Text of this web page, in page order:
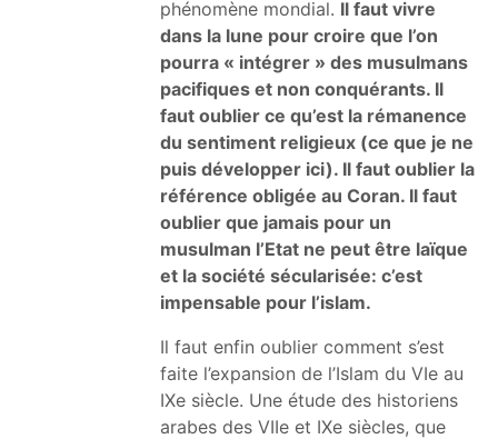
phénomène mondial. Il faut vivre
dans la lune pour croire que l’on
pourra « intégrer » des musulmans
pacifiques et non conquérants. Il
faut oublier ce qu’est la rémanence
du sentiment religieux (ce que je ne
puis développer ici). Il faut oublier la
référence obligée au Coran. Il faut
oublier que jamais pour un
musulman l’Etat ne peut être laïque
et la société sécularisée: c’est
impensable pour l’islam.
Il faut enfin oublier comment s’est
faite l’expansion de l’Islam du VIe au
IXe siècle. Une étude des historiens
arabes des VIIe et IXe siècles, que